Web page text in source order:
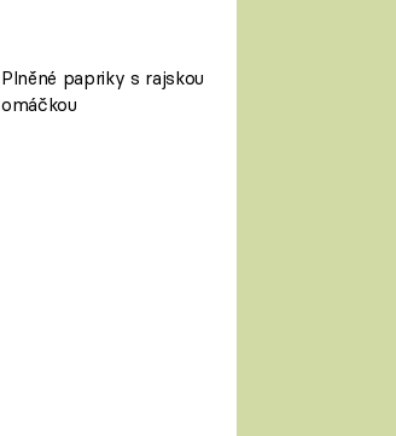
Plněné papriky s rajskou
omáčkou